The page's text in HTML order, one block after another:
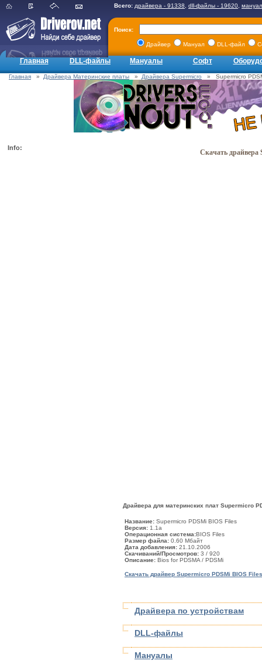
Всего: драйвера - 91338 dll-файлы - 19620
Поиск:
Драйвер Мануал DLL-файл
Главная DLL-файлы Мануалы Софт
Главная » Драйвера Материнские платы » Драйвера Supermicro » Supermicro
Info:
Скачать драйвера
Драйвера для материнских плат Supermicro
Название: Supermicro PDSMi BIOS Files
Версия: 1.1a
Операционная система:BIOS Files
Размер файла: 0.60 Мбайт
Дата добавления: 21.10.2006
Скачиваний/Просмотров: 3 / 920
Описание: Bios for PDSMA / PDSMi
Скачать драйвер Supermicro PDSMi BIOS
Драйвера по устройствам
DLL-файлы
Мануалы